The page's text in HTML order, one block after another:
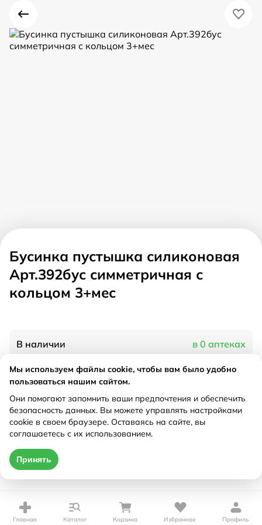
Бусинка пустышка силиконовая
Арт.392бус симметричная с
кольцом 3+мес
В наличии в 0 аптеках
Характеристики
Рецепт Не требуется
Главная Каталог Корзина Избранное Профиль
Мы используем файлы cookie, чтобы вам было удобно
пользоваться нашим сайтом.
Они помогают запомнить ваши предпочтения и обеспечить
безопасность данных. Вы можете управлять настройками
cookie в своем браузере. Оставаясь на сайте, вы
соглашаетесь с их использованием.
Принять